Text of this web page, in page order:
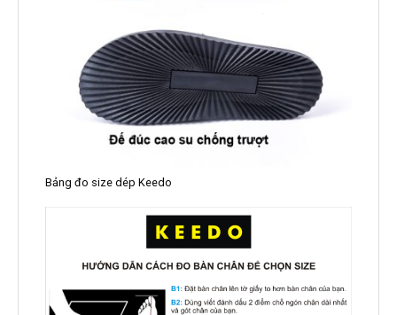
Bảng đo size dép Keedo